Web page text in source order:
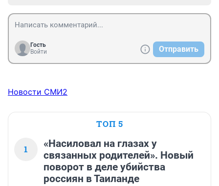
Гость
Войти
Отправить
Новости СМИ2
ТОП 5
1
«Насиловал на глазах у
связанных родителей». Новый
поворот в деле убийства
россиян в Таиланде